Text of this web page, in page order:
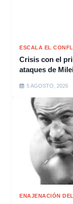
ESCALA EL
Crisis con el
ataques de
5 AGOSTO, 2026
ENAJENACIÓN